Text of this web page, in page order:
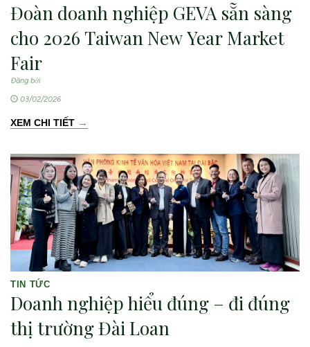
Đoàn doanh nghiệp GEVA sẵn sàng
cho 2026 Taiwan New Year Market
Fair
Đăng bởi
03/02/2026
XEM CHI TIẾT →
TIN TỨC
Doanh nghiệp hiểu đúng – đi đúng
thị trường Đài Loan